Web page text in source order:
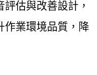
估與改善設計，
作業環境品質，降